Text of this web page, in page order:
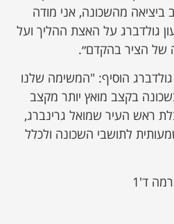
מהשכונה, אני מודה
גולדברג על האצת ההליך ועל
של הציר בהקדם״.
הוסיף: "המשימה שלנו
בקצב מואץ יותר מקצב
ראש העיר שמואל גרינברג,
לתושבי השכונה ולכלל
ד'1